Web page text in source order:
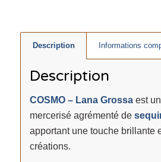
Description Informations
Description
COSMO – Lana Grossaest
mercerisé agrémenté de
apportant une touche brillante
créations.